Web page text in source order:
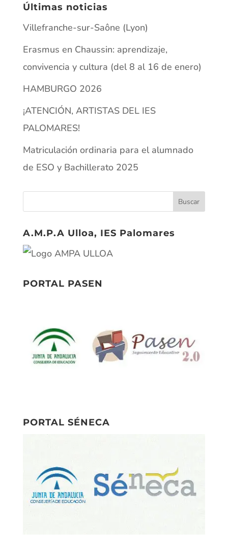
Últimas noticias
Villefranche-sur-Saône (Lyon)
Erasmus en Chaussin: aprendizaje,
convivencia y cultura (del 8 al 16 de enero)
HAMBURGO 2026
¡ATENCIÓN, ARTISTAS DEL IES
PALOMARES!
Matriculación ordinaria para el alumnado
de ESO y Bachillerato 2025
A.M.P.A Ulloa, IES Palomares
PORTAL PASEN
PORTAL SÉNECA